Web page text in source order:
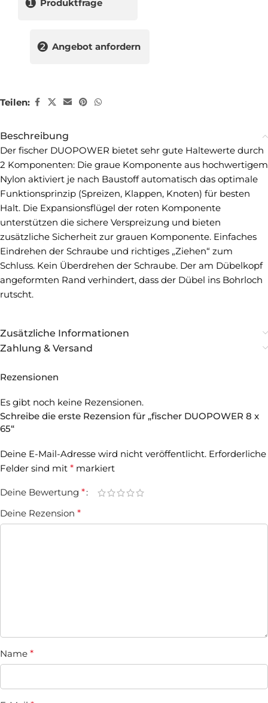
Produktfrage
❷ Angebot anfordern
Teilen:
Beschreibung
Der fischer DUOPOWER bietet sehr gute Haltewerte durch
2 Komponenten: Die graue Komponente aus hochwertigem
Nylon aktiviert je nach Baustoff automatisch das optimale
Funktionsprinzip (Spreizen, Klappen, Knoten) für besten
Halt. Die Expansionsflügel der roten Komponente
unterstützen die sichere Verspreizung und bieten
zusätzliche Sicherheit zur grauen Komponente. Einfaches
Eindrehen der Schraube und richtiges „Ziehen“ zum
Schluss. Kein Überdrehen der Schraube. Der am Dübelkopf
angeformten Rand verhindert, dass der Dübel ins Bohrloch
rutscht.
Zusätzliche Informationen
Zahlung & Versand
Rezensionen
Es gibt noch keine Rezensionen.
Schreibe die erste Rezension für „fischer DUOPOWER 8 x
65“
Deine E-Mail-Adresse wird nicht veröffentlicht. Erforderliche
Felder sind mit * markiert
Deine Bewertung *
Deine Rezension *
Name *